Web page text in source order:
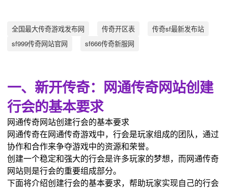
全国最大传奇游戏发布网 传奇开区表
传奇sf最新发布站
sf999传奇网站官网
sf666传奇新服网
一、新开传奇：网通传奇网站创建
行会的基本要求
网通传奇网站创建行会的基本要求
网通传奇在网通传奇游戏中，行会是玩家组成的团队，通过
协作和合作来争夺游戏中的资源和荣誉。
创建一个稳定和强大的行会是许多玩家的梦想，而网通传奇
网站则是行会的重要组成部分。
下面将介绍创建行会的基本要求，帮助玩家实现自己的行会